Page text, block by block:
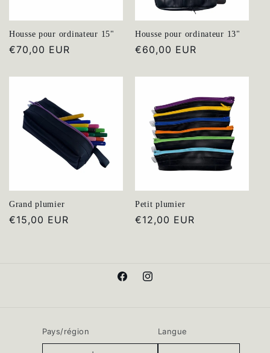
Housse pour ordinateur 15"
Prix
€70,00 EUR
Housse pour ordinateur 13"
Prix
€60,00 EUR
Grand plumier
Prix
€15,00 EUR
Petit plumier
Prix
€12,00 EUR
FacebookInstagram
Pays/région Langue